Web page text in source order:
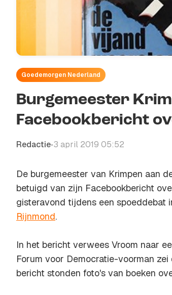
Goedemorgen Nederland
Burgemeester
Facebookbericht
Redactie•3 april 2019 05:52
De burgemeester van Krimpen aan
betuigd van zijn Facebookbericht
gisteravond tijdens een spoeddebat
Rijnmond.
In het bericht verwees Vroom naar
Forum voor Democratie-voorman
bericht stonden foto's van boeken